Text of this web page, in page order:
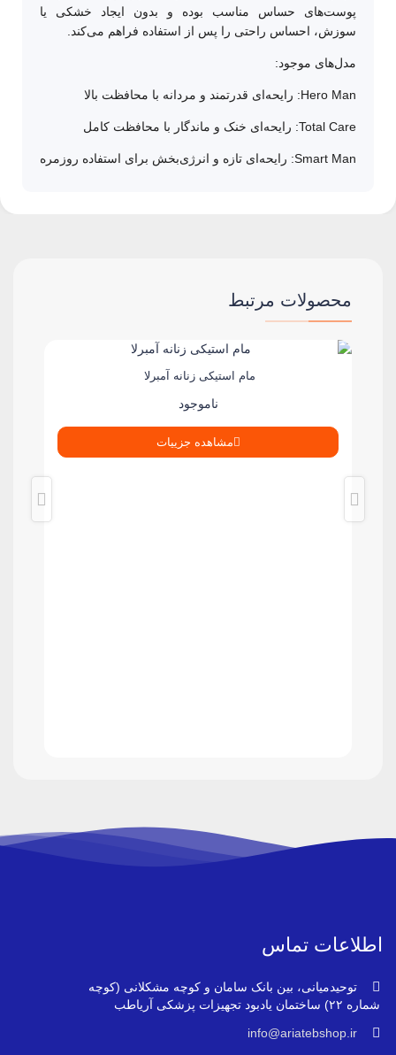
پوست‌های حساس مناسب بوده و بدون ایجاد خشکی یا
سوزش، احساس راحتی را پس از استفاده فراهم می‌کند.
مدل‌های موجود:
Hero Man: رایحه‌ای قدرتمند و مردانه با محافظت بالا
Total Care: رایحه‌ای خنک و ماندگار با محافظت کامل
Smart Man: رایحه‌ای تازه و انرژی‌بخش برای استفاده روزمره
محصولات مرتبط
مام استیکی زنانه آمبرلا
ناموجود
مشاهده جزییات
اطلاعات تماس
توحیدمیانی، بین بانک سامان و کوچه مشکلانی (کوچه
شماره ۲۲) ساختمان یادبود تجهیزات پزشکی آریاطب
info@ariatebshop.ir